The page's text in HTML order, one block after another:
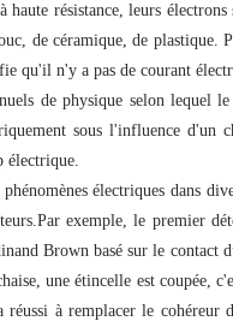
haute résistance, leurs
de céramique, de plastique.
qu'il n'y a pas de courant
de physique selon lequel
sous l'influence d'un
électrique.
électriques dans
exemple, le premier
Brown basé sur le contact
une étincelle est coupée,
à remplacer le cohéreur